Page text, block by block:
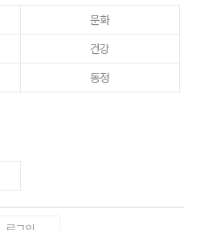
문화
건강
동정